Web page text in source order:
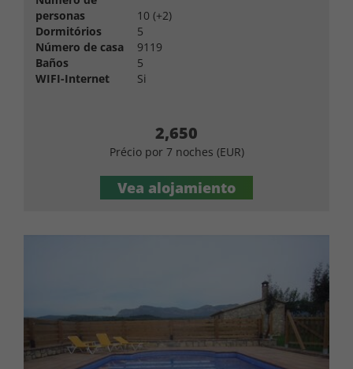
personas
10 (+2)
Dormitórios
5
Número de casa
9119
Baños
5
WIFI-Internet
Si
2,650
Précio por 7 noches (EUR)
Vea alojamiento